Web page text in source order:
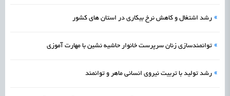
» رشد اشتغال و کاهش نرخ بیکاری در استان های کشور
» توانمندسازی زنان سرپرست خانوار حاشیه نشین با مهارت آموزی
» رشد تولید با تربیت نیروی انسانی ماهر و توانمند